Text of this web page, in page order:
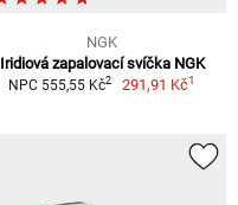
NGK
Iridiová zapalovací svíčka NGK
NPC 555,55 Kč2 291,91 Kč1